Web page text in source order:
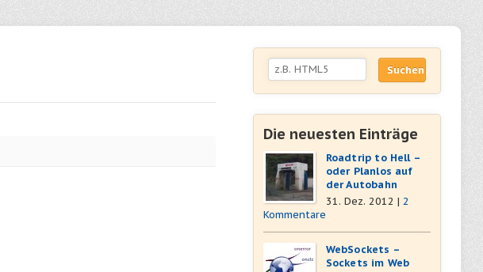
Suchen Suchen
Die neuesten Einträge
Roadtrip to Hell –
oder Planlos auf
der Autobahn
31. Dez. 2012 | 2
Kommentare
WebSockets –
Sockets im Web